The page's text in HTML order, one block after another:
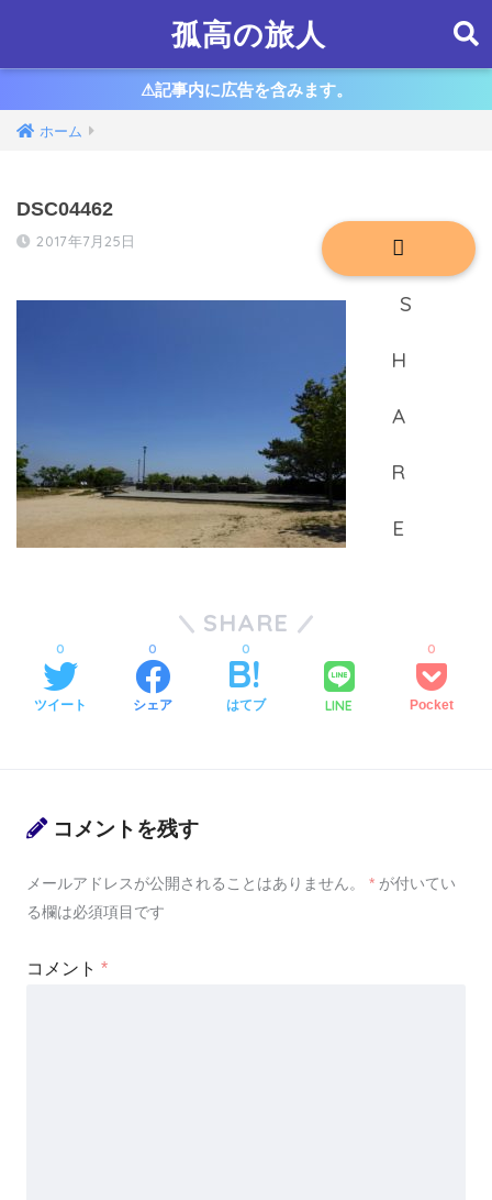
孤高の旅人
⚠︎記事内に広告を含みます。
ホーム
DSC04462
2017年7月25日
SHARE
ツイート
0
シェア
0
はてブ
0
LINE Pocket
0
コメントを残す
メールアドレスが公開されることはありません。 * が付いてい
る欄は必須項目です
コメント *